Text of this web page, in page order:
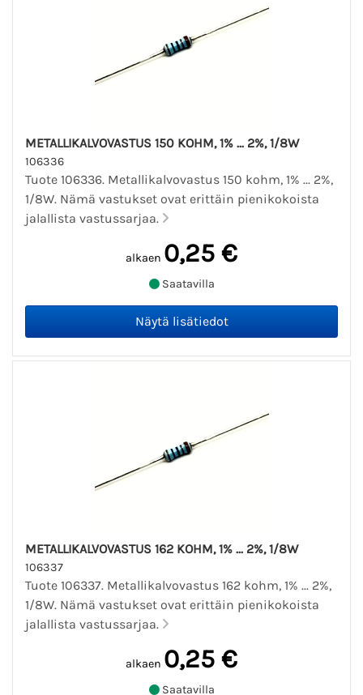
METALLIKALVOVASTUS 150 KOHM, 1% ... 2%, 1/8W
106336
Tuote 106336. Metallikalvovastus 150 kohm, 1% ... 2%,
1/8W. Nämä vastukset ovat erittäin pienikokoista
jalallista vastussarjaa.
alkaen 0,25 €
Saatavilla
METALLIKALVOVASTUS 162 KOHM, 1% ... 2%, 1/8W
106337
Tuote 106337. Metallikalvovastus 162 kohm, 1% ... 2%,
1/8W. Nämä vastukset ovat erittäin pienikokoista
jalallista vastussarjaa.
alkaen 0,25 €
Saatavilla